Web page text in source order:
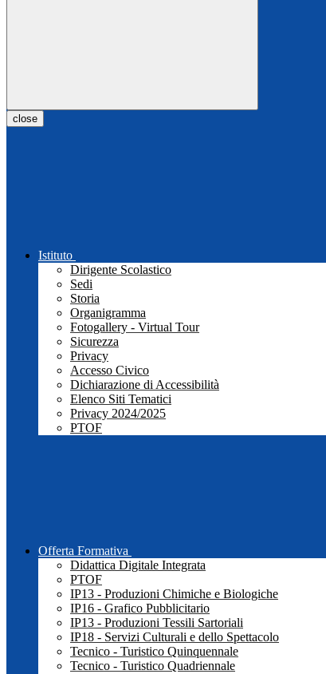
close
Istituto
Dirigente Scolastico
Sedi
Storia
Organigramma
Fotogallery - Virtual Tour
Sicurezza
Privacy
Accesso Civico
Dichiarazione di Accessibilità
Elenco Siti Tematici
Privacy 2024/2025
PTOF
Offerta Formativa
Didattica Digitale Integrata
PTOF
IP13 - Produzioni Chimiche e Biologiche
IP16 - Grafico Pubblicitario
IP13 - Produzioni Tessili Sartoriali
IP18 - Servizi Culturali e dello Spettacolo
Tecnico - Turistico Quinquennale
Tecnico - Turistico Quadriennale